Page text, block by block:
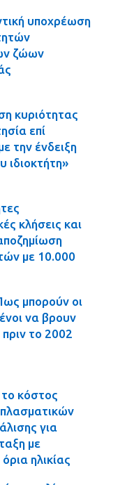
υποχρέωση
ζώων
κυριότητας
επί
την ένδειξη
ιδιοκτήτη»
κλήσεις και
με 10.000
μπορούν οι
να βρουν
το 2002
το κόστος
για
με
ηλικίας